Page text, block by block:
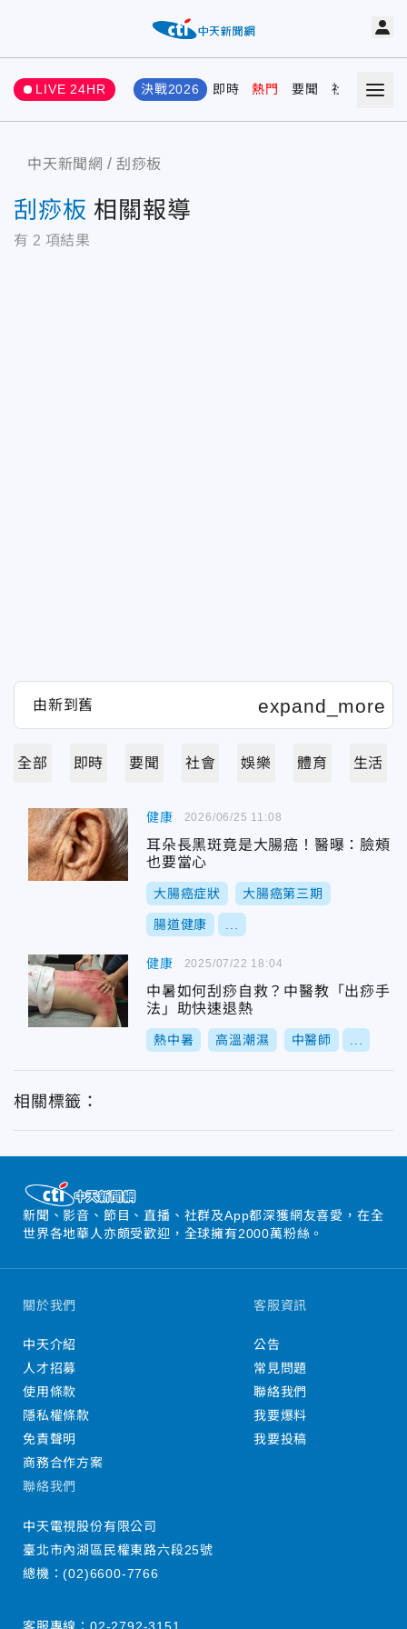
LIVE 24HR 決戰2026 即時 熱門 要聞 社會 娛樂
中天新聞網 刮痧板
刮痧板 相關報導
有 2 項結果
全部 即時 要聞 社會 娛樂 體育 生活
健康
耳朵長黑斑竟是大腸癌！醫曝：臉頰
也要當心
大腸癌症狀 大腸癌第三期
腸道健康
2026/06/25 11:08
健康
中暑如何刮痧自救？中醫教「出痧手
法」助快速退熱
熱中暑 高溫潮濕 中醫師
2025/07/22 18:04
相關標籤：
新聞、影音、節目、直播、社群及App都深獲網友喜愛，在全
世界各地華人亦頗受歡迎，全球擁有2000萬粉絲。
關於我們
中天介紹
人才招募
使用條款
隱私權條款
免責聲明
商務合作方案
客服資訊
公告
常見問題
聯絡我們
我要爆料
我要投稿
聯絡我們
中天電視股份有限公司
臺北市內湖區民權東路六段25號
總機：(02)6600-7766